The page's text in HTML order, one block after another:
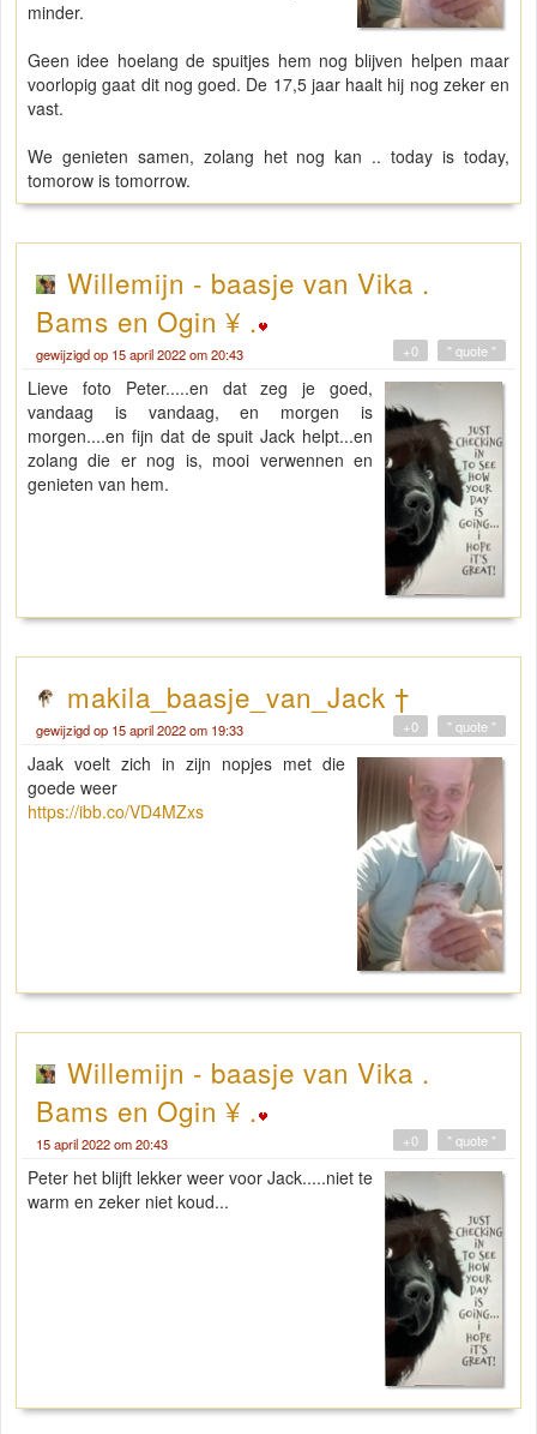
minder.
Geen idee hoelang de spuitjes hem nog blijven helpen maar
voorlopig gaat dit nog goed. De 17,5 jaar haalt hij nog zeker en
vast.
We genieten samen, zolang het nog kan .. today is today,
tomorow is tomorrow.
Willemijn - baasje van Vika .
Bams en Ogin ¥ .
gewijzigd op 15 april 2022 om 20:43 " quote "
+0
Lieve foto Peter.....en dat zeg je goed,
vandaag is vandaag, en morgen is
morgen....en fijn dat de spuit Jack helpt...en
zolang die er nog is, mooi verwennen en
genieten van hem.
makila_baasje_van_Jack †
gewijzigd op 15 april 2022 om 19:33 " quote "
+0
Jaak voelt zich in zijn nopjes met die
goede weer
https://ibb.co/VD4MZxs
Willemijn - baasje van Vika .
Bams en Ogin ¥ .
15 april 2022 om 20:43 " quote "
+0
Peter het blijft lekker weer voor Jack.....niet te
warm en zeker niet koud...